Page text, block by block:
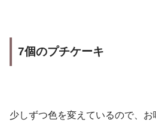
7個のプチケーキ
少しずつ色を変えているので、お